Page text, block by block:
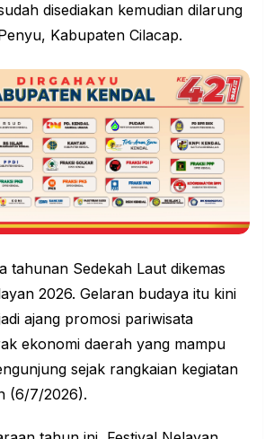
disediakan kemudian dilarung
Kabupaten Cilacap.
tahunan Sedekah Laut dikemas
2026. Gelaran budaya itu kini
ajang promosi pariwisata
ekonomi daerah yang mampu
sejak rangkaian kegiatan
(6/7/2026).